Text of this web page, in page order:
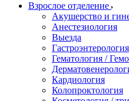
Взрослое отделение
Акушерство и
Анестезиология
Выезда
Гастроэнтерология
Гематология /
Кардиология
Колопроктология